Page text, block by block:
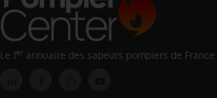
Le 1er annuaire des sapeurs pompiers de France.